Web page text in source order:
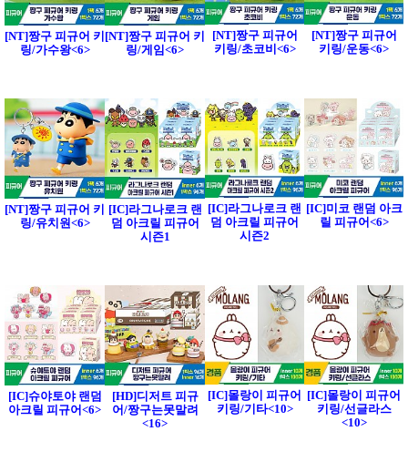
[NT]짱구 피규어 키
링/가수왕<6>
[NT]짱구 피규어 키
링/게임<6>
[NT]짱구 피규어
키링/초코비<6>
[NT]짱구 피규어
키링/운동<6>
[NT]짱구 피규어 키
링/유치원<6>
[IC]라그나로크 랜
덤 아크릴 피규어
시즌1
[IC]라그나로크 랜
덤 아크릴 피규어
시즌2
[IC]미코 랜덤 아크
릴 피규어<6>
[IC]슈야토야 랜덤
아크릴 피규어<6>
[HD]디저트 피규
어/짱구는못말려
<16>
[IC]몰랑이 피규어
키링/기타<10>
[IC]몰랑이 피규어
키링/선글라스
<10>